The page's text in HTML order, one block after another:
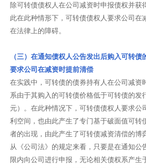
除可转债债权人在公司减资时申报债权并获
此在此种情形下，可转债债权人要求公司在
在法律上的障碍。
（三）在通知债权人公告发出后购入可转
要求公司在减资时提前清偿
在实践中，可转债的债券持有人在公司减资
系由于其购入的可转债价格低于可转债的发
元）。在此种情况下，可转债债权人要求公
利空间，也由此产生了专门基于破面值可转
者的出现，由此产生了可转债减资清偿的博
从《公司法》的规定来看，只要是在通知公
限内向公司进行申报，无论相关债权系产生